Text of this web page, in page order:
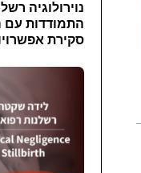
נוירולוגיה
התמודדות עם
סקירת